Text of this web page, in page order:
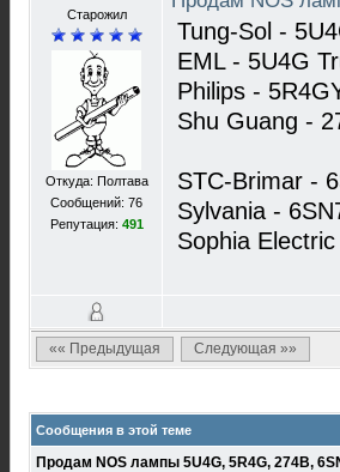
Старожил
Откуда: Полтава
Сообщений: 76
Репутация: 491
Tung-Sol -
EML - 5U4G
Philips -
Shu Guang -
STC-Brimar -
Sylvania -
Sophia
«« Предыдущая Следующая »»
Сообщения в этой теме
Продам NOS лампы 5U4G, 5R4G, 274B,